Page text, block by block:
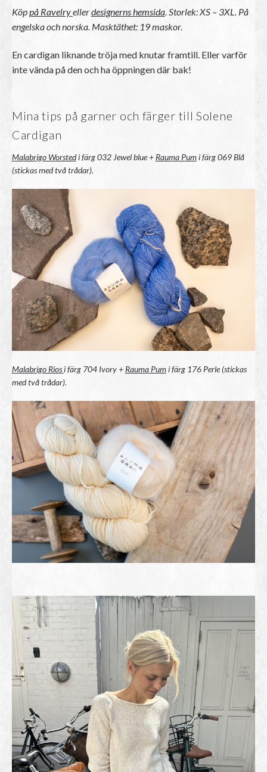
Köppå Ravelryellerdesignerns hemsida. Storlek: XS – 3XL. På
engelska och norska. Masktäthet: 19 maskor.
En cardigan liknande tröja med knutar framtill. Eller varför
inte vända på den och ha öppningen där bak!
Mina tips på garner och färger till Solene
Cardigan
Malabrigo Worstedi färg 032 Jewel blue + Rauma Pumi färg 069 Blå
(stickas med två trådar).
Malabrigo Riosi färg 704 Ivory + Rauma Pumi färg 176 Perle (stickas
med två trådar).